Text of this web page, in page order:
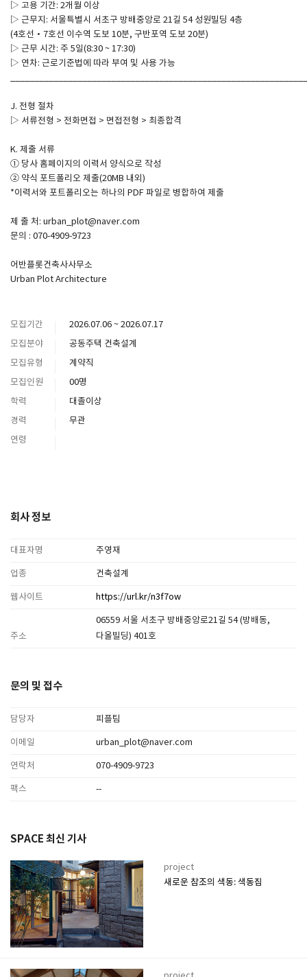
▷ 고용 기간: 2개월 이상
▷ 근무지: 서울특별시 서초구 방배중앙로 21길 54 성원빌딩 4층
(4호선·7호선 이수역 도보 10분, 구반포역 도보 20분)
▷ 근무 시간: 주 5일(8:30 ~ 17:30)
▷ 연차: 근로기준법에 따라 부여 및 사용 가능
J. 전형 절차
▷ 서류전형 > 전화면접 > 면접전형 > 최종합격
K. 제출 서류
① 당사 홈페이지의 이력서 양식으로 작성
② 약식 포트폴리오 제출(20MB 내외)
*이력서와 포트폴리오는 하나의 PDF 파일로 병합하여 제출
제 출 처: urban_plot@naver.com
문의 : 070-4909-9723
어반플롯건축사사무소
Urban Plot Architecture
모집기간
2026.07.06 ~ 2026.07.17
모집분야
공동주택 건축설계
모집유형
계약직
모집인원
00명
학력
대졸이상
경력
무관
연령
회사 정보
대표자명 주영재
업종 건축설계
웹사이트 https://url.kr/n3f7ow
주소
06559 서울 서초구 방배중앙로21길 54 (방배동,
다올빌딩) 401호
문의 및 접수
담당자 피플팀
이메일 urban_plot@naver.com
연락처 070-4909-9723
팩스 --
SPACE 최신 기사
project
새로운 참조의 색동: 색동집